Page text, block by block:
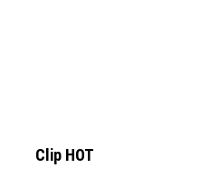
Clip HOT